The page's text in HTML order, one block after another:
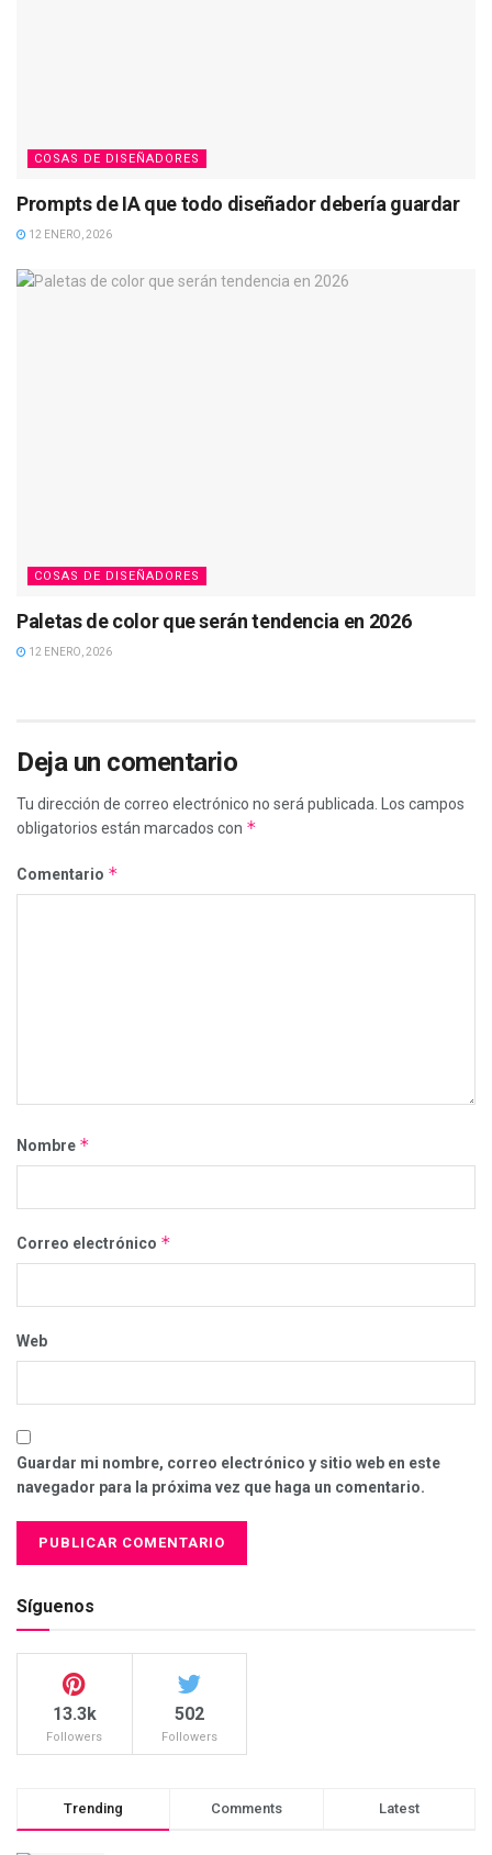
COSAS DE DISEÑADORES
Prompts de IA que todo diseñador debería guardar
12 ENERO, 2026
COSAS DE DISEÑADORES
Paletas de color que serán tendencia en 2026
12 ENERO, 2026
Deja un comentario
Tu dirección de correo electrónico no será publicada. Los campos
obligatorios están marcados con *
Comentario *
Nombre *
Correo electrónico *
Web
Guardar mi nombre, correo electrónico y sitio web en este
navegador para la próxima vez que haga un comentario.
Síguenos
13.3k
Followers
502
Followers
Trending Comments Latest